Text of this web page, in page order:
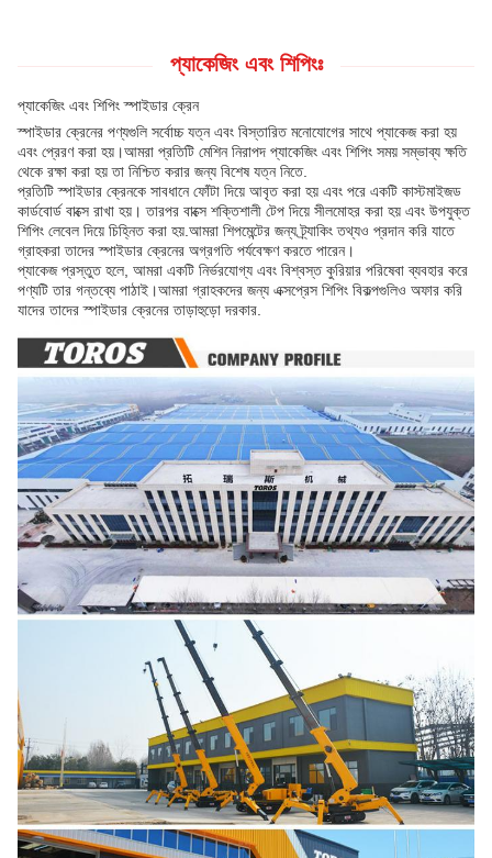
প্যাকেজিং এবং শিপিংঃ
প্যাকেজিং এবং শিপিং স্পাইডার ক্রেন
স্পাইডার ক্রেনের পণ্যগুলি সর্বোচ্চ যত্ন এবং বিস্তারিত মনোযোগের সাথে প্যাকেজ করা হয়
এবং প্রেরণ করা হয়।আমরা প্রতিটি মেশিন নিরাপদ প্যাকেজিং এবং শিপিং সময় সম্ভাব্য ক্ষতি
থেকে রক্ষা করা হয় তা নিশ্চিত করার জন্য বিশেষ যত্ন নিতে.
প্রতিটি স্পাইডার ক্রেনকে সাবধানে ফোঁটা দিয়ে আবৃত করা হয় এবং পরে একটি কাস্টমাইজড
কার্ডবোর্ড বাক্সে রাখা হয়। তারপর বাক্সে শক্তিশালী টেপ দিয়ে সীলমোহর করা হয় এবং উপযুক্ত
শিপিং লেবেল দিয়ে চিহ্নিত করা হয়.আমরা শিপমেন্টের জন্য ট্র্যাকিং তথ্যও প্রদান করি যাতে
গ্রাহকরা তাদের স্পাইডার ক্রেনের অগ্রগতি পর্যবেক্ষণ করতে পারেন।
প্যাকেজ প্রস্তুত হলে, আমরা একটি নির্ভরযোগ্য এবং বিশ্বস্ত কুরিয়ার পরিষেবা ব্যবহার করে
পণ্যটি তার গন্তব্যে পাঠাই।আমরা গ্রাহকদের জন্য এক্সপ্রেস শিপিং বিকল্পগুলিও অফার করি
যাদের তাদের স্পাইডার ক্রেনের তাড়াহুড়ো দরকার.